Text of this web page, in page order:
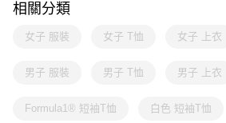
相關分類
女子 服裝 女子 T恤 女子 上衣
男子 服裝 男子 T恤 男子 上衣
Formula1® 短袖T恤 白色 短袖T恤